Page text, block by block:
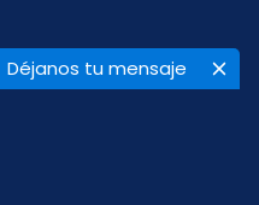
Déjanos tu mensaje